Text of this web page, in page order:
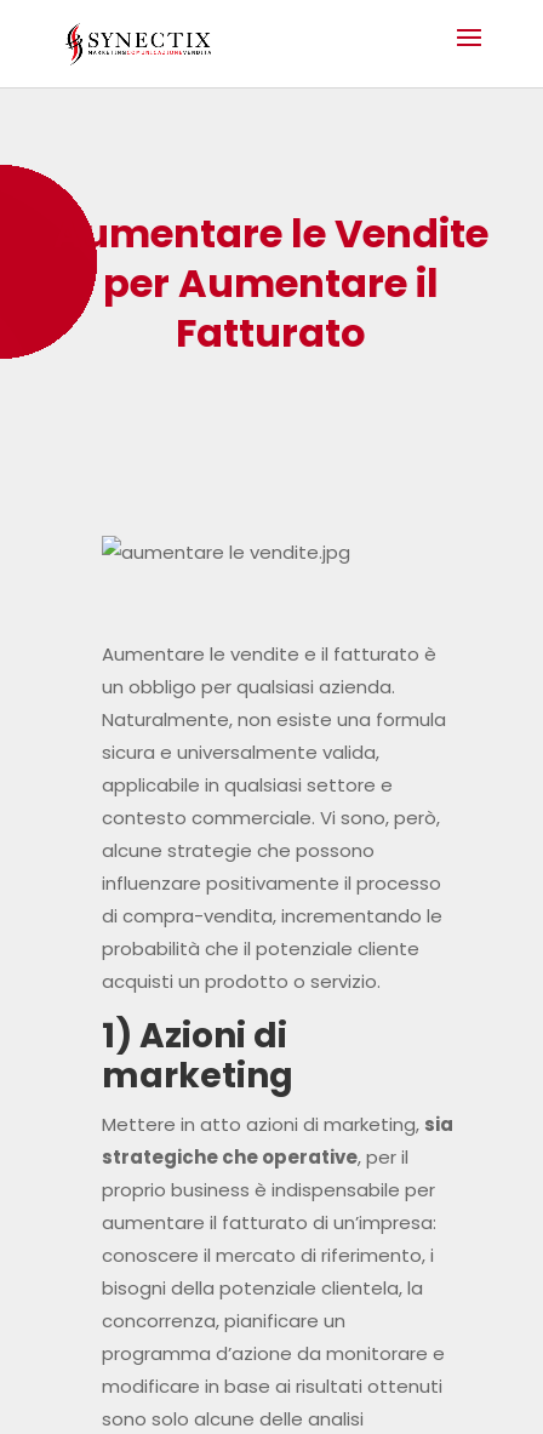
Aumentare le Vendite
per Aumentare il
Fatturato
Aumentare le vendite e il fatturato è
un obbligo per qualsiasi azienda.
Naturalmente, non esiste una formula
sicura e universalmente valida,
applicabile in qualsiasi settore e
contesto commerciale. Vi sono, però,
alcune strategie che possono
influenzare positivamente il processo
di compra-vendita, incrementando le
probabilità che il potenziale cliente
acquisti un prodotto o servizio.
1) Azioni di
marketing
Mettere in atto azioni di marketing, sia
strategiche che operative, per il
proprio business è indispensabile per
aumentare il fatturato di un’impresa:
conoscere il mercato di riferimento, i
bisogni della potenziale clientela, la
concorrenza, pianificare un
programma d’azione da monitorare e
modificare in base ai risultati ottenuti
sono solo alcune delle analisi